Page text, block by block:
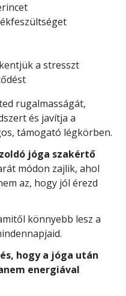
a stresszt
rugalmasságát,
és javítja a
támogató légkörben.
jóga szakértő
módon zajlik, ahol
az, hogy jól érezd
könnyebb lesz a
hogy a jóga után
energiával